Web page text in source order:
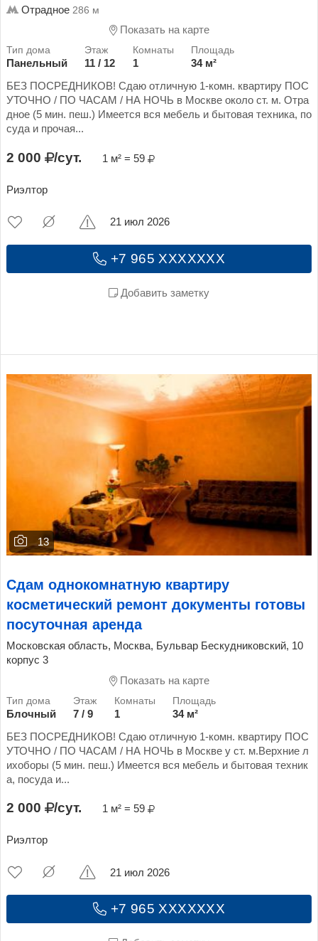
Отрадное 286 м
Показать на карте
Панельный 11 / 12 1
34 м²
БЕЗ ПОСРЕДНИКОВ! Сдаю отличную 1-комн. квартиру ПОС
УТОЧНО / ПО ЧАСАМ / НА НОЧЬ в Москве около ст. м. Отра
дное (5 мин. пеш.) Имеется вся мебель и бытовая техника, по
суда и прочая...
2 000 /сут. 1 м² = 59
Риэлтор
+7 965 XXXXXXX
Добавить заметку
21 июл 2026
13
Сдам однокомнатную квартиру
косметический ремонт документы готовы
посуточная аренда
Московская область, Москва, Бульвар Бескудниковский, 10
корпус 3
Показать на карте
Блочный 7 / 9 1
34 м²
БЕЗ ПОСРЕДНИКОВ! Сдаю отличную 1-комн. квартиру ПОС
УТОЧНО / ПО ЧАСАМ / НА НОЧЬ в Москве у ст. м.Верхние л
ихоборы (5 мин. пеш.) Имеется вся мебель и бытовая техник
а, посуда и...
2 000 /сут. 1 м² = 59
Риэлтор
+7 965 XXXXXXX
21 июл 2026